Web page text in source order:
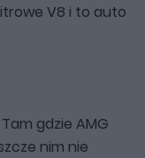
V8 i to auto
gdzie AMG
nim nie